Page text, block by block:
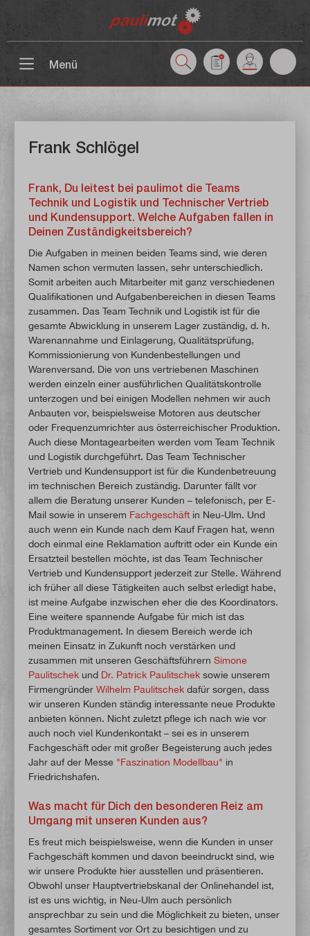
Menü
Frank Schlögel
Frank, Du leitest bei paulimot die Teams
Technik und Logistik und Technischer Vertrieb
und Kundensupport. Welche Aufgaben fallen in
Deinen Zuständigkeitsbereich?
Die Aufgaben in meinen beiden Teams sind, wie deren
Namen schon vermuten lassen, sehr unterschiedlich.
Somit arbeiten auch Mitarbeiter mit ganz verschiedenen
Qualifikationen und Aufgabenbereichen in diesen Teams
zusammen. Das Team Technik und Logistik ist für die
gesamte Abwicklung in unserem Lager zuständig, d. h.
Warenannahme und Einlagerung, Qualitätsprüfung,
Kommissionierung von Kundenbestellungen und
Warenversand. Die von uns vertriebenen Maschinen
werden einzeln einer ausführlichen Qualitätskontrolle
unterzogen und bei einigen Modellen nehmen wir auch
Anbauten vor, beispielsweise Motoren aus deutscher
oder Frequenzumrichter aus österreichischer Produktion.
Auch diese Montagearbeiten werden vom Team Technik
und Logistik durchgeführt. Das Team Technischer
Vertrieb und Kundensupport ist für die Kundenbetreuung
im technischen Bereich zuständig. Darunter fällt vor
allem die Beratung unserer Kunden – telefonisch, per E-
Mail sowie in unserem Fachgeschäft in Neu-Ulm. Und
auch wenn ein Kunde nach dem Kauf Fragen hat, wenn
doch einmal eine Reklamation auftritt oder ein Kunde ein
Ersatzteil bestellen möchte, ist das Team Technischer
Vertrieb und Kundensupport jederzeit zur Stelle. Während
ich früher all diese Tätigkeiten auch selbst erledigt habe,
ist meine Aufgabe inzwischen eher die des Koordinators.
Eine weitere spannende Aufgabe für mich ist das
Produktmanagement. In diesem Bereich werde ich
meinen Einsatz in Zukunft noch verstärken und
zusammen mit unseren Geschäftsführern Simone
Paulitschek und Dr. Patrick Paulitschek sowie unserem
Firmengründer Wilhelm Paulitschek dafür sorgen, dass
wir unseren Kunden ständig interessante neue Produkte
anbieten können. Nicht zuletzt pflege ich nach wie vor
auch noch viel Kundenkontakt – sei es in unserem
Fachgeschäft oder mit großer Begeisterung auch jedes
Jahr auf der Messe "Faszination Modellbau" in
Friedrichshafen.
Was macht für Dich den besonderen Reiz am
Umgang mit unseren Kunden aus?
Es freut mich beispielsweise, wenn die Kunden in unser
Fachgeschäft kommen und davon beeindruckt sind, wie
wir unsere Produkte hier ausstellen und präsentieren.
Obwohl unser Hauptvertriebskanal der Onlinehandel ist,
ist es uns wichtig, in Neu-Ulm auch persönlich
ansprechbar zu sein und die Möglichkeit zu bieten, unser
gesamtes Sortiment vor Ort zu besichtigen und zu